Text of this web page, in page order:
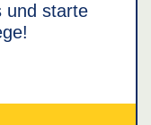
und starte